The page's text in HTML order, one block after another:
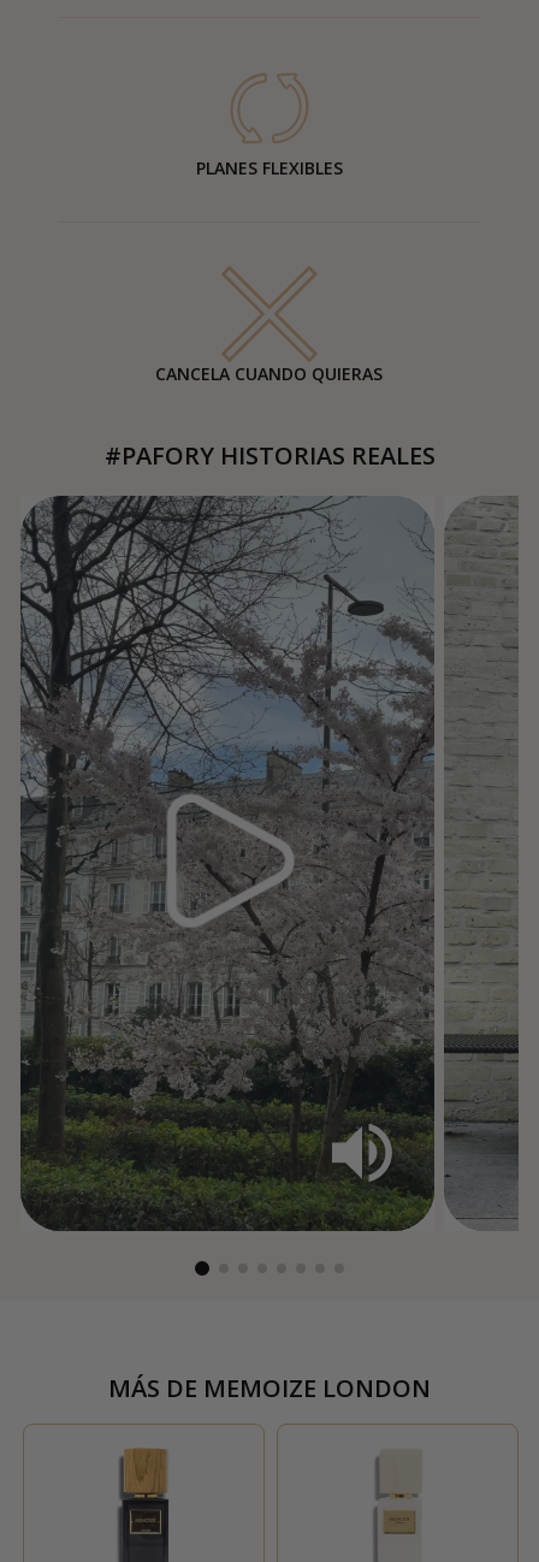
PLANES FLEXIBLES
CANCELA CUANDO QUIERAS
#PAFORY HISTORIAS REALES
MÁS DE MEMOIZE LONDON